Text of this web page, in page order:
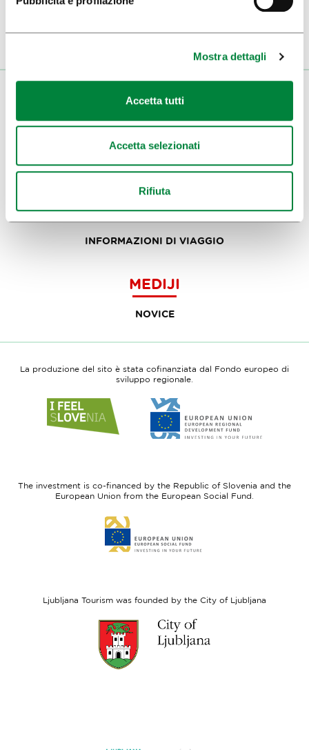
Mostra dettagli
Accetta tutti
Accetta selezionati
Rifiuta
VISITATORI
VISITE E GITE
ARTE E CULTURA
CIBO E BEVANDE
INFORMAZIONI DI VIAGGIO
MEDIJI
NOVICE
La produzione del sito è stata cofinanziata dal Fondo europeo di
sviluppo regionale.
to
website
to
website
Fund
The investment is co-financed by the Republic of Slovenia and the
European Union from the European Social Fund.
to
website
Ljubljana Tourism was founded by the City of Ljubljana